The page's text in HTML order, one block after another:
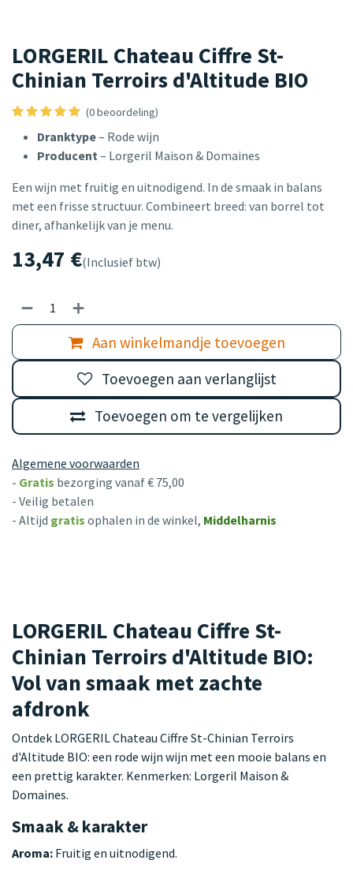
LORGERIL Chateau Ciffre St-
Chinian Terroirs d'Altitude BIO
(0 beoordeling)
Dranktype– Rode wijn
Producent– Lorgeril Maison & Domaines
Een wijn met fruitig en uitnodigend. In de smaak in balans
met een frisse structuur. Combineert breed: van borrel tot
diner, afhankelijk van je menu.
13,47 €(Inclusief btw)
Aan winkelmandje toevoegen
Toevoegen om te vergelijken
Toevoegen aan verlanglijst
Algemene voorwaarden
- Gratis bezorging vanaf € 75,00
- Veilig betalen
- Altijd gratis ophalen in de winkel, Middelharnis
LORGERIL Chateau Ciffre St-
Chinian Terroirs d'Altitude BIO:
Vol van smaak met zachte
afdronk
Ontdek LORGERIL Chateau Ciffre St-Chinian Terroirs
d'Altitude BIO: een rode wijn wijn met een mooie balans en
een prettig karakter. Kenmerken: Lorgeril Maison &
Domaines.
Smaak & karakter
Aroma: Fruitig en uitnodigend.